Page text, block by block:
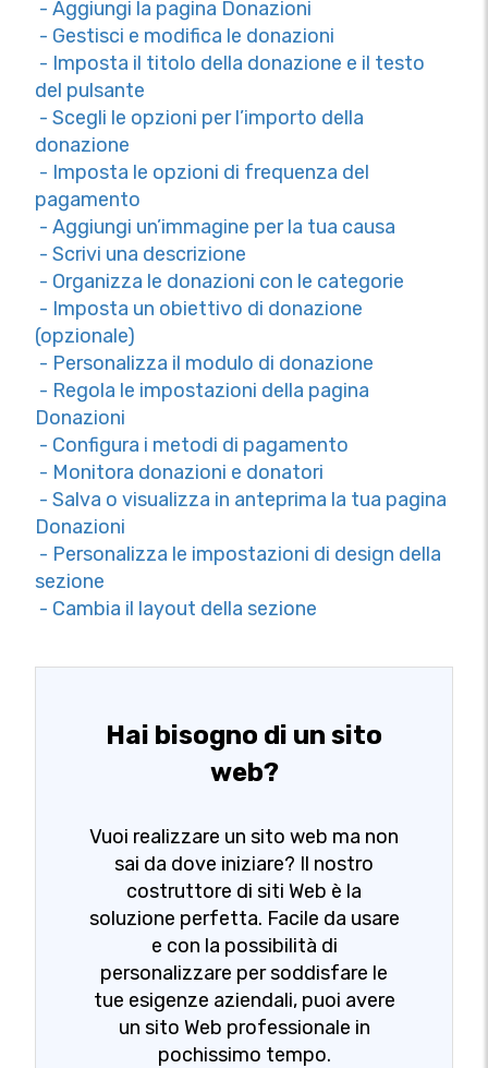
- Aggiungi la pagina Donazioni
- Gestisci e modifica le donazioni
- Imposta il titolo della donazione e il testo
del pulsante
- Scegli le opzioni per l’importo della
donazione
- Imposta le opzioni di frequenza del
pagamento
- Aggiungi un’immagine per la tua causa
- Scrivi una descrizione
- Organizza le donazioni con le categorie
- Imposta un obiettivo di donazione
(opzionale)
- Personalizza il modulo di donazione
- Regola le impostazioni della pagina
Donazioni
- Configura i metodi di pagamento
- Monitora donazioni e donatori
- Salva o visualizza in anteprima la tua pagina
Donazioni
- Personalizza le impostazioni di design della
sezione
- Cambia il layout della sezione
Hai bisogno di un sito
web?
Vuoi realizzare un sito web ma non
sai da dove iniziare? Il nostro
costruttore di siti Web è la
soluzione perfetta. Facile da usare
e con la possibilità di
personalizzare per soddisfare le
tue esigenze aziendali, puoi avere
un sito Web professionale in
pochissimo tempo.